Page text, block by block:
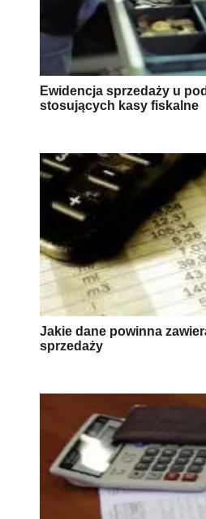
Ewidencja sprzedaży u
stosujących kasy fiskalne
Jakie dane powinna
sprzedaży